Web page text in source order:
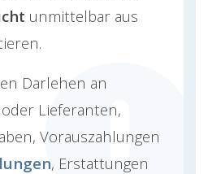
unmittelbar aus
Darlehen an
Lieferanten,
Vorauszahlungen
, Erstattungen